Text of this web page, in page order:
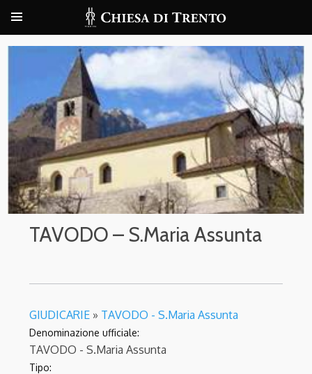
TAVODO – S.Maria Assunta
GIUDICARIE » TAVODO - S.Maria Assunta
Denominazione ufficiale:
TAVODO - S.Maria Assunta
Tipo: